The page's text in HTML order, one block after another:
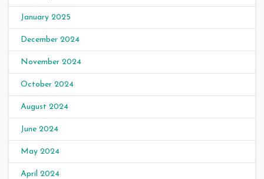
January 2025
December 2024
November 2024
October 2024
August 2024
June 2024
May 2024
April 2024